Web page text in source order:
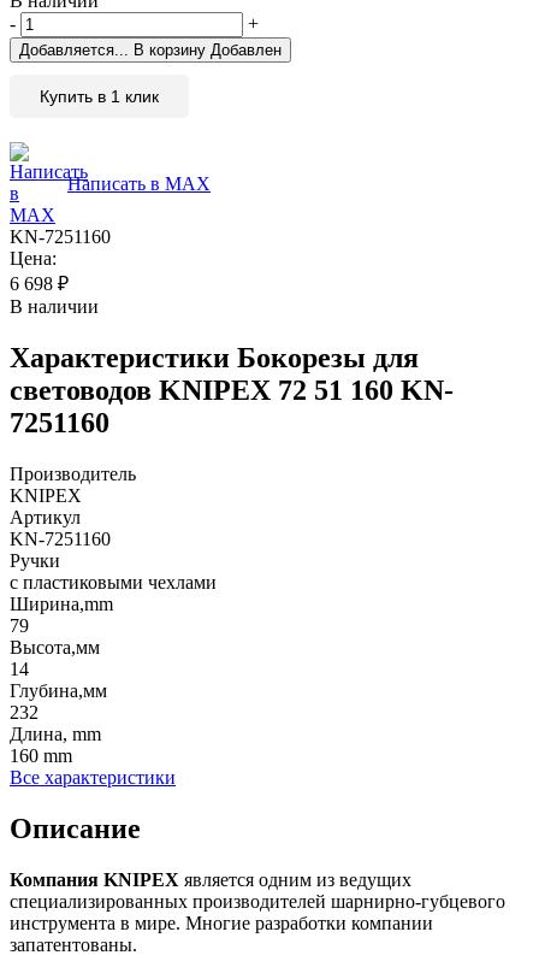
-
+
Добавляется... В корзину Добавлен
Купить в 1 клик
Написать в MAX
KN-7251160
Цена:
6 698 ₽
В наличии
Характеристики Бокорезы для
световодов KNIPEX 72 51 160 KN-
7251160
Производитель
KNIPEX
Артикул
KN-7251160
Ручки
с пластиковыми чехлами
Ширина,mm
79
Высота,мм
14
Глубина,мм
232
Длина, mm
160 mm
Все характеристики
Описание
Компания KNIPEX является одним из ведущих
специализированных производителей шарнирно-губцевого
инструмента в мире. Многие разработки компании
запатентованы.